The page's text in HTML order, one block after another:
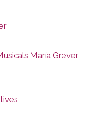
María Grever